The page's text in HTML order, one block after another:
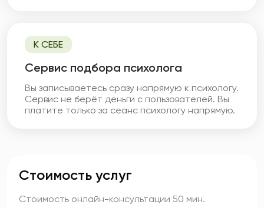
К СЕБЕ
Cервис подбора психолога
Вы записываетесь сразу напрямую к психологу.
Сервис не берёт деньги с пользователей. Вы
платите только за сеанс психологу напрямую.
Стоимость услуг
Стоимость онлайн-консультации 50 мин.